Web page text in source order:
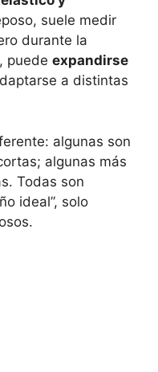
suele medir
durante la
puede expandirse
a distintas
algunas son
algunas más
Todas son
ideal”, solo